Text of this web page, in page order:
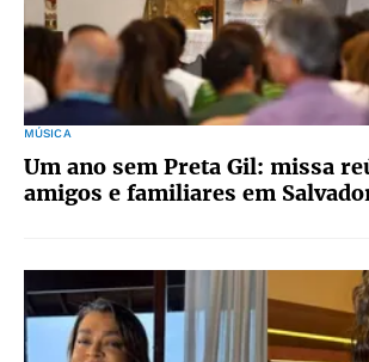
MÚSICA
Um ano sem Preta Gil: missa
amigos e familiares em